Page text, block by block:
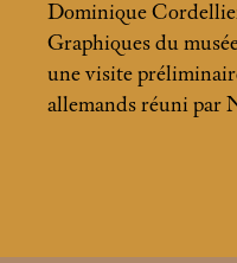
Dominique
Graphiques du
une visite
allemands réuni par